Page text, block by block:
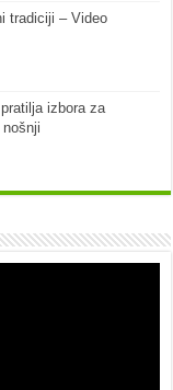
tradiciji – Video
izbora za